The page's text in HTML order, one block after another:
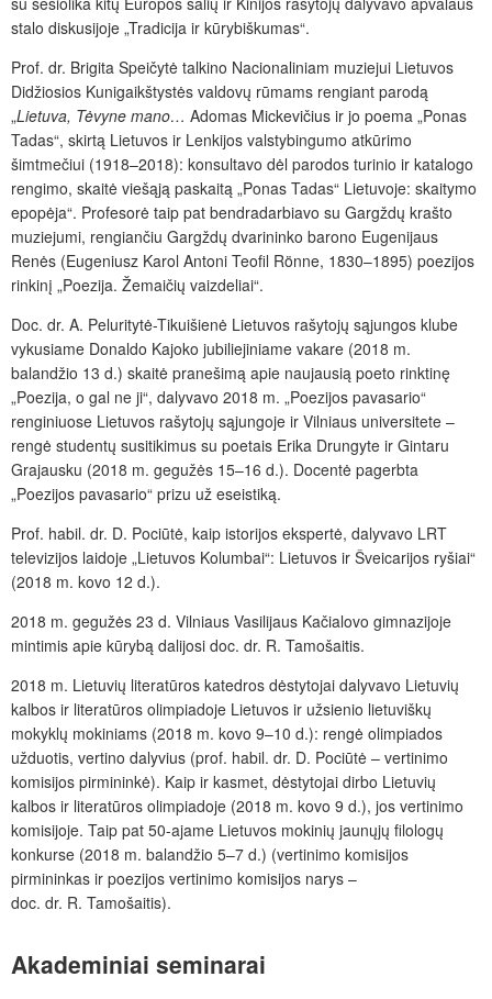
stalo diskusijoje „Tradicija ir kūrybiškumas“.
Prof. dr. Brigita Speičytė talkino Nacionaliniam muziejui Lietuvos
Didžiosios Kunigaikštystės valdovų rūmams rengiant parodą
„Lietuva, Tėvyne mano… Adomas Mickevičius ir jo poema „Ponas
Tadas“, skirtą Lietuvos ir Lenkijos valstybingumo atkūrimo
šimtmečiui (1918–2018): konsultavo dėl parodos turinio ir katalogo
rengimo, skaitė viešąją paskaitą „Ponas Tadas“ Lietuvoje: skaitymo
epopėja“. Profesorė taip pat bendradarbiavo su Gargždų krašto
muziejumi, rengiančiu Gargždų dvarininko barono Eugenijaus
Renės (Eugeniusz Karol Antoni Teofil Rönne, 1830–1895) poezijos
rinkinį „Poezija. Žemaičių vaizdeliai“.
Doc. dr. A. Peluritytė-Tikuišienė Lietuvos rašytojų sąjungos klube
vykusiame Donaldo Kajoko jubiliejiniame vakare (2018 m.
balandžio 13 d.) skaitė pranešimą apie naujausią poeto rinktinę
„Poezija, o gal ne ji“, dalyvavo 2018 m. „Poezijos pavasario“
renginiuose Lietuvos rašytojų sąjungoje ir Vilniaus universitete –
rengė studentų susitikimus su poetais Erika Drungyte ir Gintaru
Grajausku (2018 m. gegužės 15–16 d.). Docentė pagerbta
„Poezijos pavasario“ prizu už eseistiką.
Prof. habil. dr. D. Pociūtė, kaip istorijos ekspertė, dalyvavo LRT
televizijos laidoje „Lietuvos Kolumbai“: Lietuvos ir Šveicarijos ryšiai“
(2018 m. kovo 12 d.).
2018 m. gegužės 23 d. Vilniaus Vasilijaus Kačialovo gimnazijoje
mintimis apie kūrybą dalijosi doc. dr. R. Tamošaitis.
2018 m. Lietuvių literatūros katedros dėstytojai dalyvavo Lietuvių
kalbos ir literatūros olimpiadoje Lietuvos ir užsienio lietuviškų
mokyklų mokiniams (2018 m. kovo 9–10 d.): rengė olimpiados
užduotis, vertino dalyvius (prof. habil. dr. D. Pociūtė – vertinimo
komisijos pirmininkė). Kaip ir kasmet, dėstytojai dirbo Lietuvių
kalbos ir literatūros olimpiadoje (2018 m. kovo 9 d.), jos vertinimo
komisijoje. Taip pat 50-ajame Lietuvos mokinių jaunųjų filologų
konkurse (2018 m. balandžio 5–7 d.) (vertinimo komisijos
pirmininkas ir poezijos vertinimo komisijos narys –
doc. dr. R. Tamošaitis).
Akademiniai seminarai